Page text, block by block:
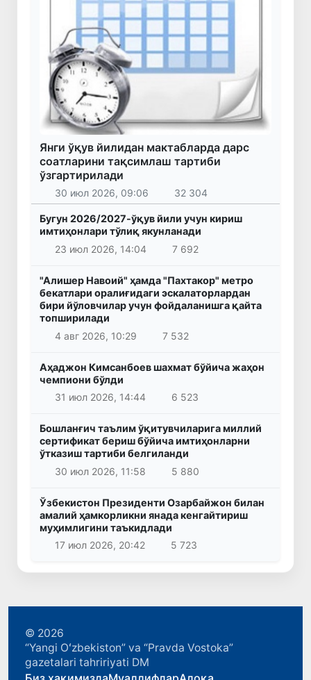
Янги ўқув йилидан мактабларда дарс
соатларини тақсимлаш тартиби
ўзгартирилади
30 июл 2026, 09:06 32 304
Бугун 2026/2027-ўқув йили учун кириш
имтиҳонлари тўлиқ якунланади
23 июл 2026, 14:04
7 692
"Алишер Навоий" ҳамда "Пахтакор" метро
бекатлари оралиғидаги эскалаторлардан
бири йўловчилар учун фойдаланишга қайта
топширилади
4 авг 2026, 10:29
7 532
Аҳаджон Кимсанбоев шахмат бўйича жаҳон
чемпиони бўлди
31 июл 2026, 14:44
6 523
Бошланғич таълим ўқитувчиларига миллий
сертификат бериш бўйича имтиҳонларни
ўтказиш тартиби белгиланди
30 июл 2026, 11:58
5 880
Ўзбекистон Президенти Озарбайжон билан
амалий ҳамкорликни янада кенгайтириш
муҳимлигини таъкидлади
17 июл 2026, 20:42
5 723
© 2026
“Yangi Oʻzbekiston” va “Pravda Vostoka”
gazetalari tahririyati DM